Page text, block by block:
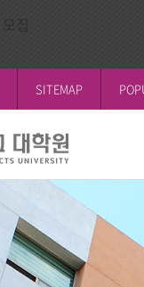
SITEMAP
교육이념
공지사항
일반대학원
철학박사
신학박사
학사일정
시험 및 성
논문작성안
공지사항
전체공지
일반대학원